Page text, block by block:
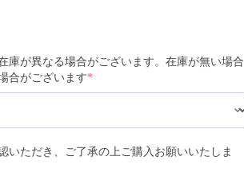
庫が異なる場合がございます。在庫が無い場合
合がございます*
いただき、ご了承の上ご購入お願いいたしま